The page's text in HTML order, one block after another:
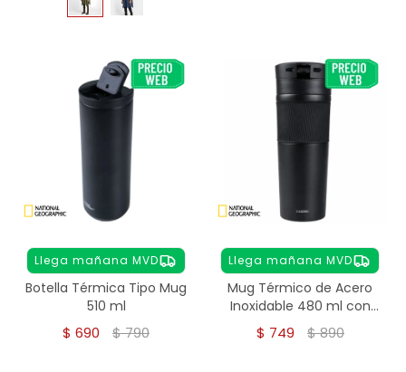
Llega mañana MVD
Botella Térmica Tipo Mug
510 ml
$ 690 $790
Llega mañana MVD
Mug Térmico de Acero
Inoxidable 480 ml con
Pulsador
$ 749 $890